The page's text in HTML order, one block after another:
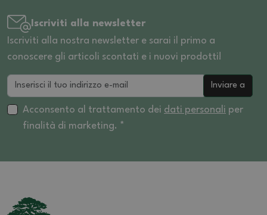
Iscriviti alla newsletter
Iscriviti alla nostra newsletter e sarai il primo a
conoscere gli articoli scontati e i nuovi prodotti!
Inviare a
Acconsento al trattamento dei dati personali per
finalità di marketing. *